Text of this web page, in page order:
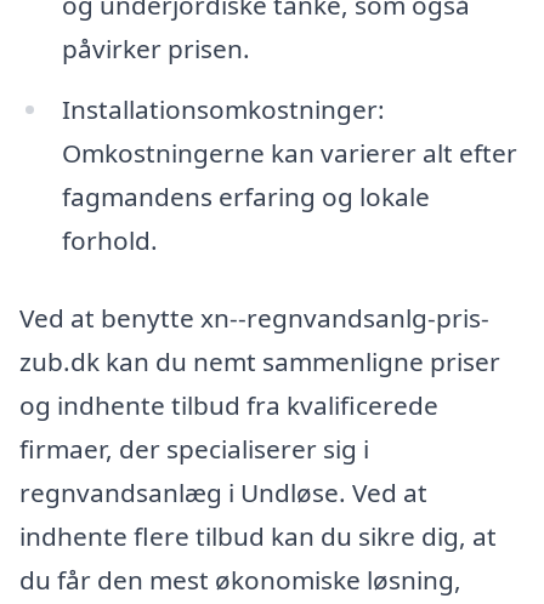
påvirker prisen.
Installationsomkostninger:
Omkostningerne kan varierer alt efter
fagmandens erfaring og lokale
forhold.
Ved at benytte xn--regnvandsanlg-pris-
zub.dk kan du nemt sammenligne priser
og indhente tilbud fra kvalificerede
firmaer, der specialiserer sig i
regnvandsanlæg i Undløse. Ved at
indhente flere tilbud kan du sikre dig, at
du får den mest økonomiske løsning,